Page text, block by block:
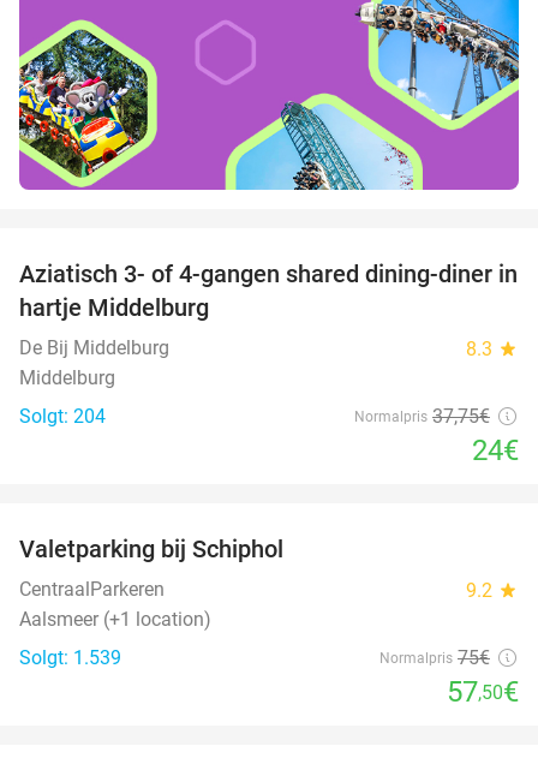
36%
Aziatisch 3- of 4-gangen shared dining-diner in
hartje Middelburg
De Bij Middelburg 8.3 star
Middelburg
Solgt: 204
Normalpris 37,75€
24€
Valetparking bij Schiphol
CentraalParkeren 9.2 star
Aalsmeer (+1 location)
Solgt: 1.539
Normalpris 75€
57,50€